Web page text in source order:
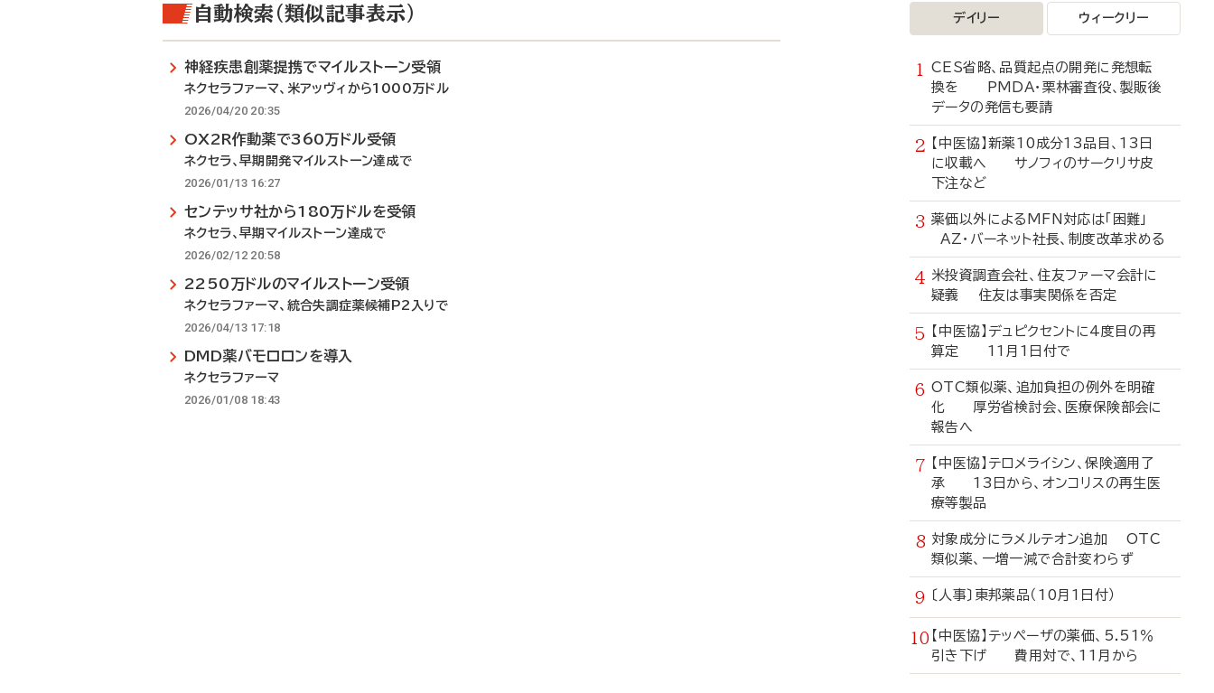
自動検索（類似記事表示）
神経疾患創薬提携でマイルストーン受領
ネクセラファーマ、米アッヴィから1000万ドル
2026/04/20 20:35
OX2R作動薬で360万ドル受領
ネクセラ、早期開発マイルストーン達成で
2026/01/13 16:27
センテッサ社から180万ドルを受領
ネクセラ、早期マイルストーン達成で
2026/02/12 20:58
2250万ドルのマイルストーン受領
ネクセラファーマ、統合失調症薬候補P2入りで
2026/04/13 17:18
DMD薬バモロロンを導入
ネクセラファーマ
2026/01/08 18:43
デイリー ウィークリー
CES省略、品質起点の開発に発想転
換を PMDA・栗林審査役、製販後
データの発信も要請
【中医協】新薬10成分13品目、13日
に収載へ サノフィのサークリサ皮
下注など
薬価以外によるMFN対応は「困難」
AZ・バーネット社長、制度改革求める
米投資調査会社、住友ファーマ会計に
疑義 住友は事実関係を否定
【中医協】デュピクセントに4度目の再
算定 11月1日付で
OTC類似薬、追加負担の例外を明確
化 厚労省検討会、医療保険部会に
報告へ
【中医協】テロメライシン、保険適用了
承 13日から、オンコリスの再生医
療等製品
対象成分にラメルテオン追加 OTC
類似薬、一増一減で合計変わらず
〔人事〕東邦薬品（10月1日付）
【中医協】テッペーザの薬価、5.51％
引き下げ 費用対で、11月から